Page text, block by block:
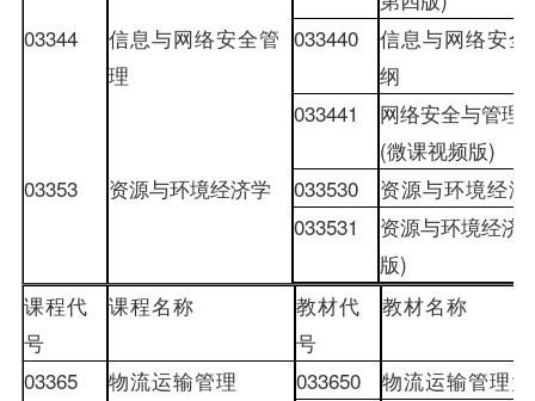
03344
信息与网络安全管
理
033440
信息与网络安
纲
033441
网络安全与管理
(微课视频版)
03353
资源与环境经济学 033530
资源与环境经
033531
资源与环境经济
版)
课程代
号
课程名称 教材代
号
教材名称
03365 物流运输管理 033650
物流运输管理